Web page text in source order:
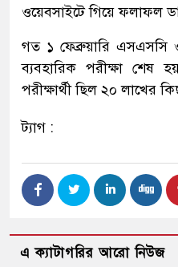
ওয়েবসাইটে গিয়ে ফলাফল
গত ১ ফেব্রুয়ারি এসএসসি
ব্যবহারিক পরীক্ষা শেষ
পরীক্ষার্থী ছিল ২০ লাখের
ট্যাগ :
এ ক্যাটাগরির আরো নিউজ